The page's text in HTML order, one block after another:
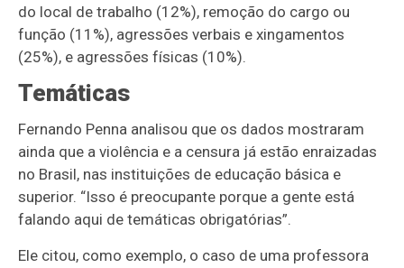
do local de trabalho (12%), remoção do cargo ou
função (11%), agressões verbais e xingamentos
(25%), e agressões físicas (10%).
Temáticas
Fernando Penna analisou que os dados mostraram
ainda que a violência e a censura já estão enraizadas
no Brasil, nas instituições de educação básica e
superior. “Isso é preocupante porque a gente está
falando aqui de temáticas obrigatórias”.
Ele citou, como exemplo, o caso de uma professora